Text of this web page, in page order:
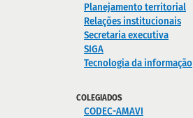
Planejamento territorial
Relações institucionais
Secretaria executiva
SIGA
Tecnologia da informação
COLEGIADOS
CODEC-AMAVI